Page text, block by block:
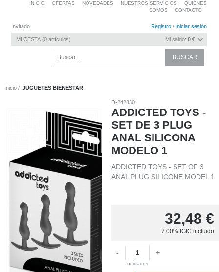
Invitado Registro / Iniciar sesión
MI CESTA 0 artículos Mi saldo: 0 €
INICIO OFERTAS NOVEDADES NUESTROS SERVICIOS
QUIÉNES
SOMOS
CONTACTO
Inicio JUGUETES BIENESTAR
D-242830
ADDICTED TOYS -
SET DE 3 PLUG
ANAL SILICONA
MODELO 1
ADDICTED TOYS - SET OF 3
ANAL PLUG SILICONE MODEL 1
32,48 €
7.00% IGIC incluido
-
unidades
+